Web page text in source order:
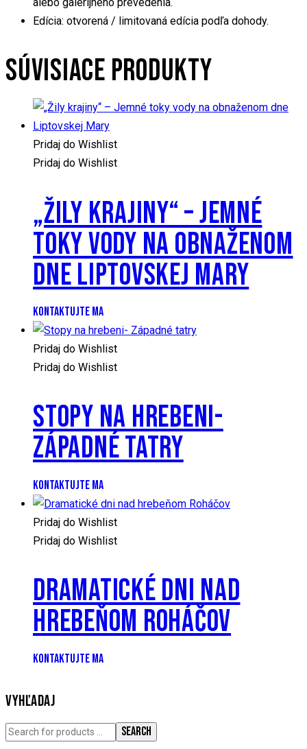
Edícia: otvorená / limitovaná edícia podľa dohody.
SÚVISIACE PRODUKTY
Pridaj do Wishlist
Pridaj do Wishlist
„ŽILY KRAJINY“ – JEMNÉ
TOKY VODY NA OBNAŽENOM
DNE LIPTOVSKEJ MARY
KONTAKTUJTE MA
Pridaj do Wishlist
Pridaj do Wishlist
STOPY NA HREBENI-
ZÁPADNÉ TATRY
KONTAKTUJTE MA
Pridaj do Wishlist
Pridaj do Wishlist
DRAMATICKÉ DNI NAD
HREBEŇOM ROHÁČOV
KONTAKTUJTE MA
VYHĽADAJ
SEARCH